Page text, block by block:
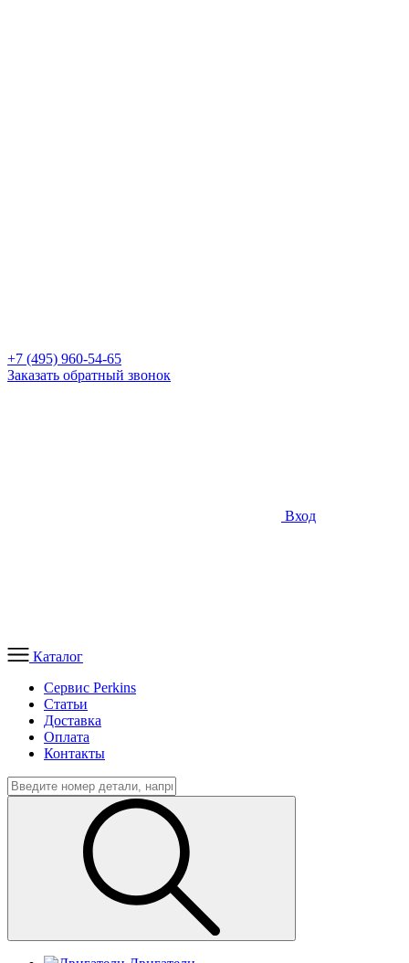
+7 (495) 960-54-65
Заказать обратный звонок
Вход
Каталог
Сервис Perkins
Статьи
Доставка
Оплата
Контакты